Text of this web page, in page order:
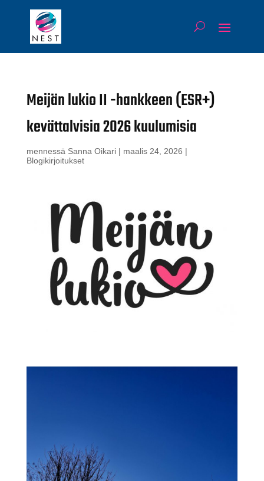
Meijän lukio II -hankkeen (ESR+)
kevättalvisia 2026 kuulumisia
mennessä Sanna Oikari| maalis 24, 2026 |
Blogikirjoitukset